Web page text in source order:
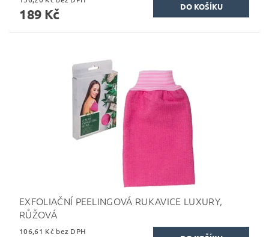
189 Kč
EXFOLIAČNÍ PEELINGOVÁ RUKAVICE LUXURY,
RŮŽOVÁ
106,61 Kč bez DPH